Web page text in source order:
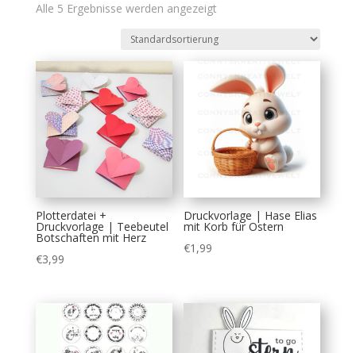
Alle 5 Ergebnisse werden angezeigt
Plotterdatei +
Druckvorlage | Teebeutel
Botschaften mit Herz
€3,99
Druckvorlage | Hase Elias
mit Korb für Ostern
€1,99